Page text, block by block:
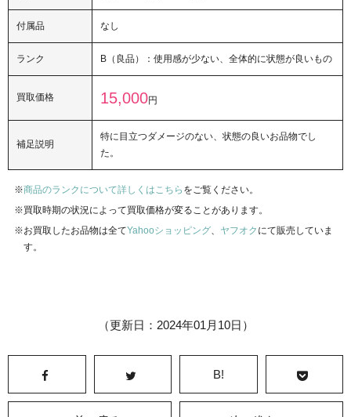
付属品 なし
ランク B（良品）：使用感が少ない、全体的に状態が良いもの
買取価格 15,000円
補足説明
特に目立つダメージのない、状態の良いお品物でし
た。
商品のランクについて詳しくはこちら をご覧ください。
買取時期の状況によって買取価格が変ることがあります。
お買取したお品物は全てYahooショッピング、 ヤフオク にて販売していま
す。
（更新日：2024年01月10日）
B!